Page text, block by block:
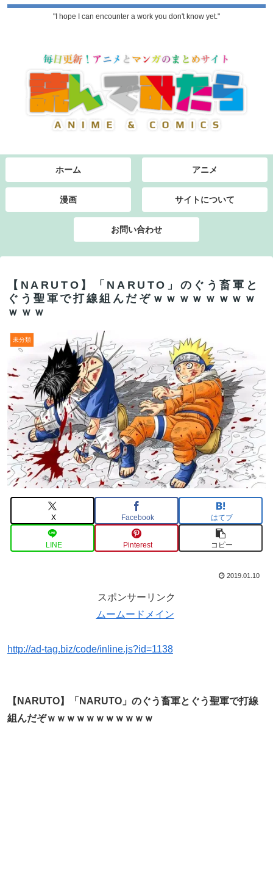
"I hope I can encounter a work you don't know yet."
ホーム アニメ
漫画 サイトについて
お問い合わせ
【NARUTO】「NARUTO」のぐう畜軍と
ぐう聖軍で打線組んだぞｗｗｗｗｗｗｗｗ
ｗｗｗ
未分類
X Facebook はてブ
LINE Pinterest コピー
2019.01.10
スポンサーリンク
ムームードメイン
http://ad-tag.biz/code/inline.js?id=1138
【NARUTO】「NARUTO」のぐう畜軍とぐう聖軍で打線
組んだぞｗｗｗｗｗｗｗｗｗｗｗ